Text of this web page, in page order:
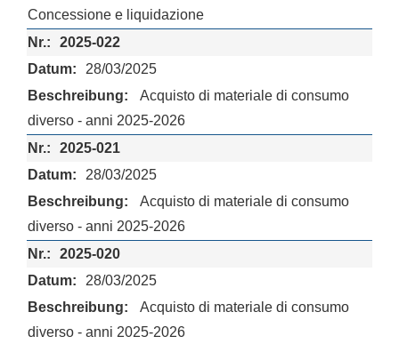
Concessione e liquidazione
2025-022
28/03/2025
Acquisto di materiale di consumo
diverso - anni 2025-2026
2025-021
28/03/2025
Acquisto di materiale di consumo
diverso - anni 2025-2026
2025-020
28/03/2025
Acquisto di materiale di consumo
diverso - anni 2025-2026